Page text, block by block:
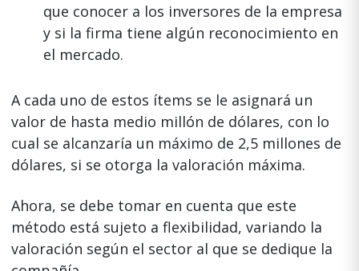
que conocer a los inversores de la empresa
y si la firma tiene algún reconocimiento en
el mercado.
A cada uno de estos ítems se le asignará un
valor de hasta medio millón de dólares, con lo
cual se alcanzaría un máximo de 2,5 millones de
dólares, si se otorga la valoración máxima.
Ahora, se debe tomar en cuenta que este
método está sujeto a flexibilidad, variando la
valoración según el sector al que se dedique la